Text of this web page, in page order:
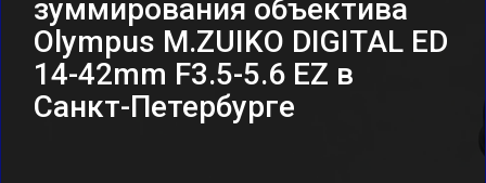
зуммирования объектива
Olympus M.ZUIKO DIGITAL ED
14-42mm F3.5-5.6 EZ в
Санкт-Петербурге